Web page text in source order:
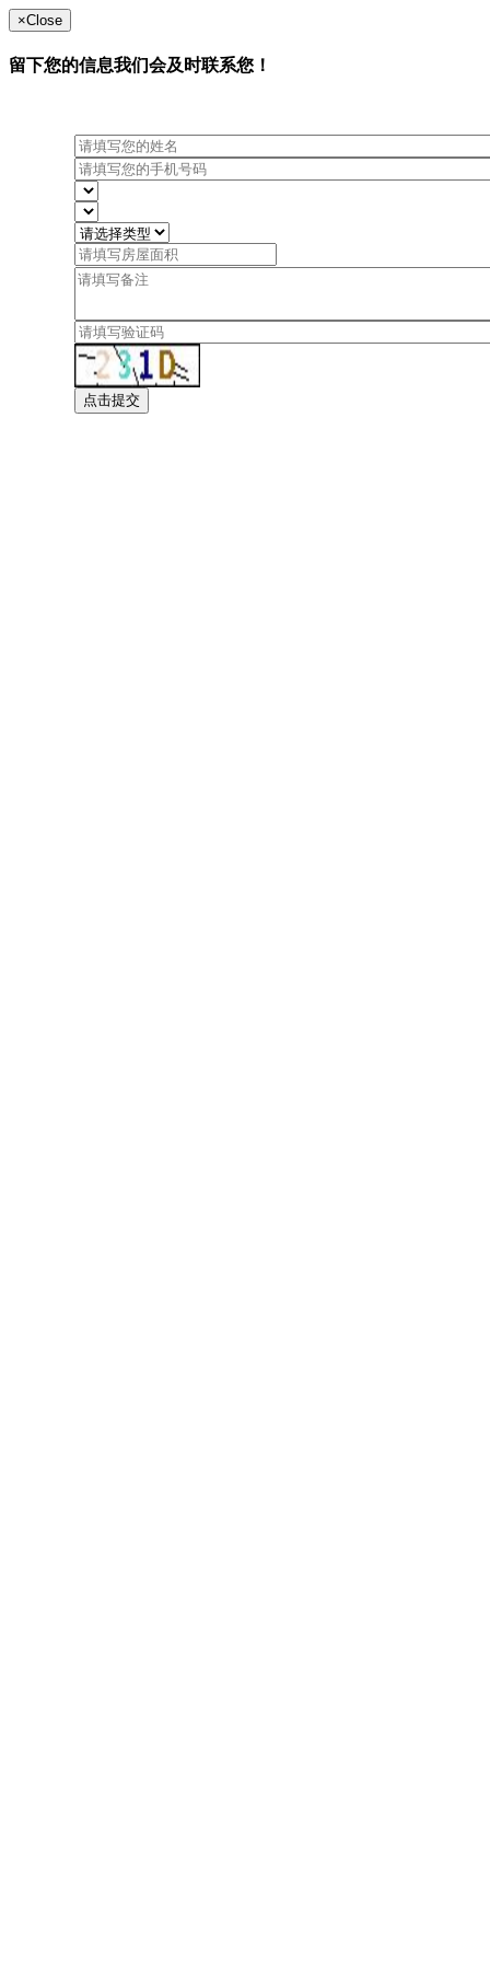
×Close
留下您的信息我们会及时联系您！
点击提交